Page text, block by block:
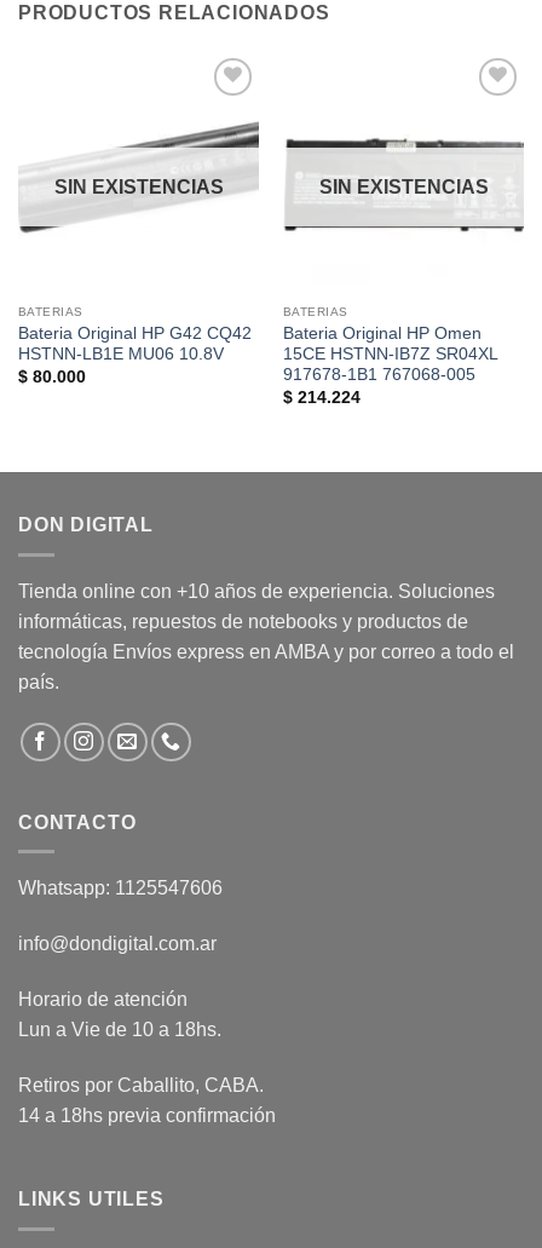
PRODUCTOS RELACIONADOS
a la
lista de
SIN EXISTENCIAS
BATERIAS
Bateria Original HP G42 CQ42
HSTNN-LB1E MU06 10.8V
$80.000
lista de
SIN EXISTENCIAS
BATERIAS
Bateria Original HP Omen
15CE HSTNN-IB7Z SR04XL
917678-1B1 767068-005
$214.224
DON DIGITAL
Tienda online con +10 años de experiencia. Soluciones
informáticas, repuestos de notebooks y productos de
tecnología Envíos express en AMBA y por correo a todo el
país.
CONTACTO
Whatsapp: 1125547606
info@dondigital.com.ar
Horario de atención
Lun a Vie de 10 a 18hs.
Retiros por Caballito, CABA.
14 a 18hs previa confirmación
LINKS UTILES